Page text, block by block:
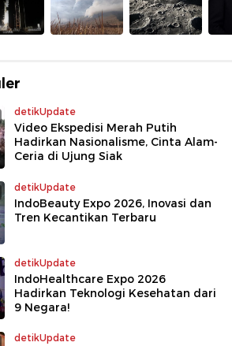
detikUpdate
Video Ekspedisi Merah Putih
Hadirkan Nasionalisme, Cinta Alam-
Ceria di Ujung Siak
detikUpdate
IndoBeauty Expo 2026, Inovasi dan
Tren Kecantikan Terbaru
detikUpdate
IndoHealthcare Expo 2026
Hadirkan Teknologi Kesehatan dari
9 Negara!
detikUpdate